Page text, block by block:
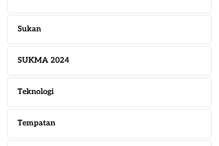
Sukan
SUKMA 2024
Teknologi
Tempatan